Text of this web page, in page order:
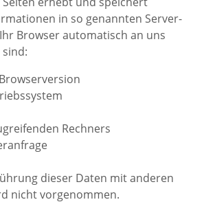
in so genannten Server-
Browser automatisch an uns
Rechners
dieser Daten mit anderen
nicht vorgenommen.